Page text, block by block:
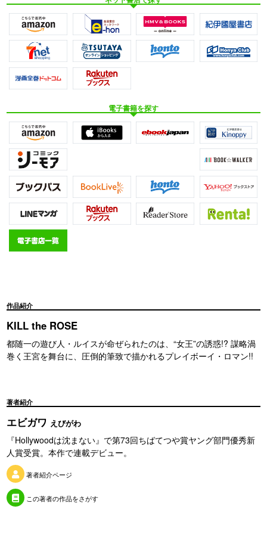
電子書籍を探す
作品紹介
KILL the ROSE
都随一の遊び人・ルイスが命ぜられたのは、“女王”の誘惑!? 謀略渦
巻く王宮を舞台に、圧倒的筆致で描かれるプレイボーイ・ロマン!!
著者紹介
エビガワ えびがわ
『Hollywoodは沈まない』で第73回ちばてつや賞ヤング部門優秀新
人賞受賞。本作で連載デビュー。
著者紹介ページ
この著者の作品をさがす